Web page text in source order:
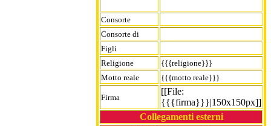
Consorte
Consorte di
Figli
Religione
{{{religione}}}
Motto reale
{{{motto reale}}}
Firma
[[File:
{{{firma}}}|150x150px]]
Collegamenti esterni